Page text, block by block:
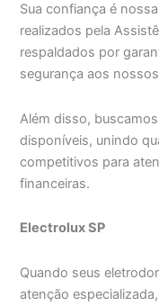
Sua confiança é
realizados pela
respaldados por
segurança aos
Além disso,
disponíveis, unindo
competitivos para
financeiras.
Electrolux SP
Quando seus
atenção